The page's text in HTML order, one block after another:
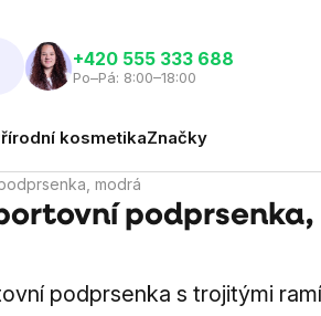
‭+420 555 333 688
Po–Pá: 8:00–18:00
kosmetikaZnačky
modrá
podprsenka,
podprsenka s trojitými